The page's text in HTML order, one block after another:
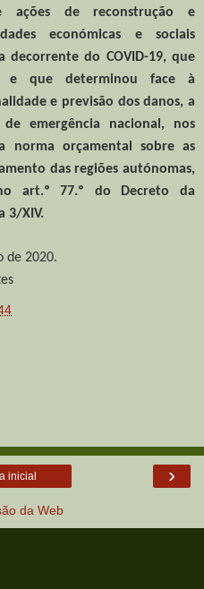
ações de reconstrução e
económicas e sociais
decorrente do COVID-19, que
que determinou face à
e previsão dos danos, a
emergência nacional, nos
norma orçamental sobre as
das regiões autónomas,
art.º 77.º do Decreto da
3/XIV.
de 2020.
›
inicial
da Web